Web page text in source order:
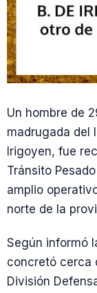
Un hombre de
madrugada del
Irigoyen, fue
Tránsito
amplio
norte de la
Según informó
concretó cerca
División